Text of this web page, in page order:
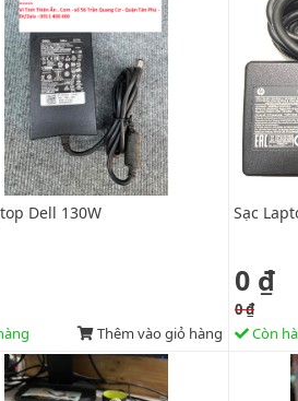
Dell 130W
Thêm vào giỏ hàng
Sạc
0 ₫
0 ₫
Còn